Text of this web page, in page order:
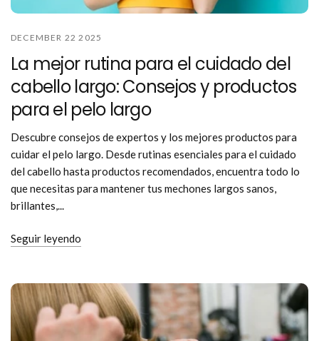
DECEMBER 22 2025
La mejor rutina para el cuidado del
cabello largo: Consejos y productos
para el pelo largo
Descubre consejos de expertos y los mejores productos para
cuidar el pelo largo. Desde rutinas esenciales para el cuidado
del cabello hasta productos recomendados, encuentra todo lo
que necesitas para mantener tus mechones largos sanos,
brillantes,...
Seguir leyendo